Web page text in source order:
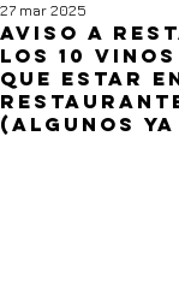
Aviso a
los 10
que estar
(algunos ya
27 mar 2025